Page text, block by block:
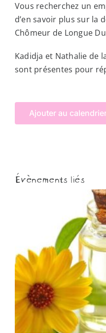
Vous recherchez un
d’en savoir plus sur la
Chômeur de Longue
Kadidja et Nathalie de
sont présentes pour
Ajouter au
Évènements liés